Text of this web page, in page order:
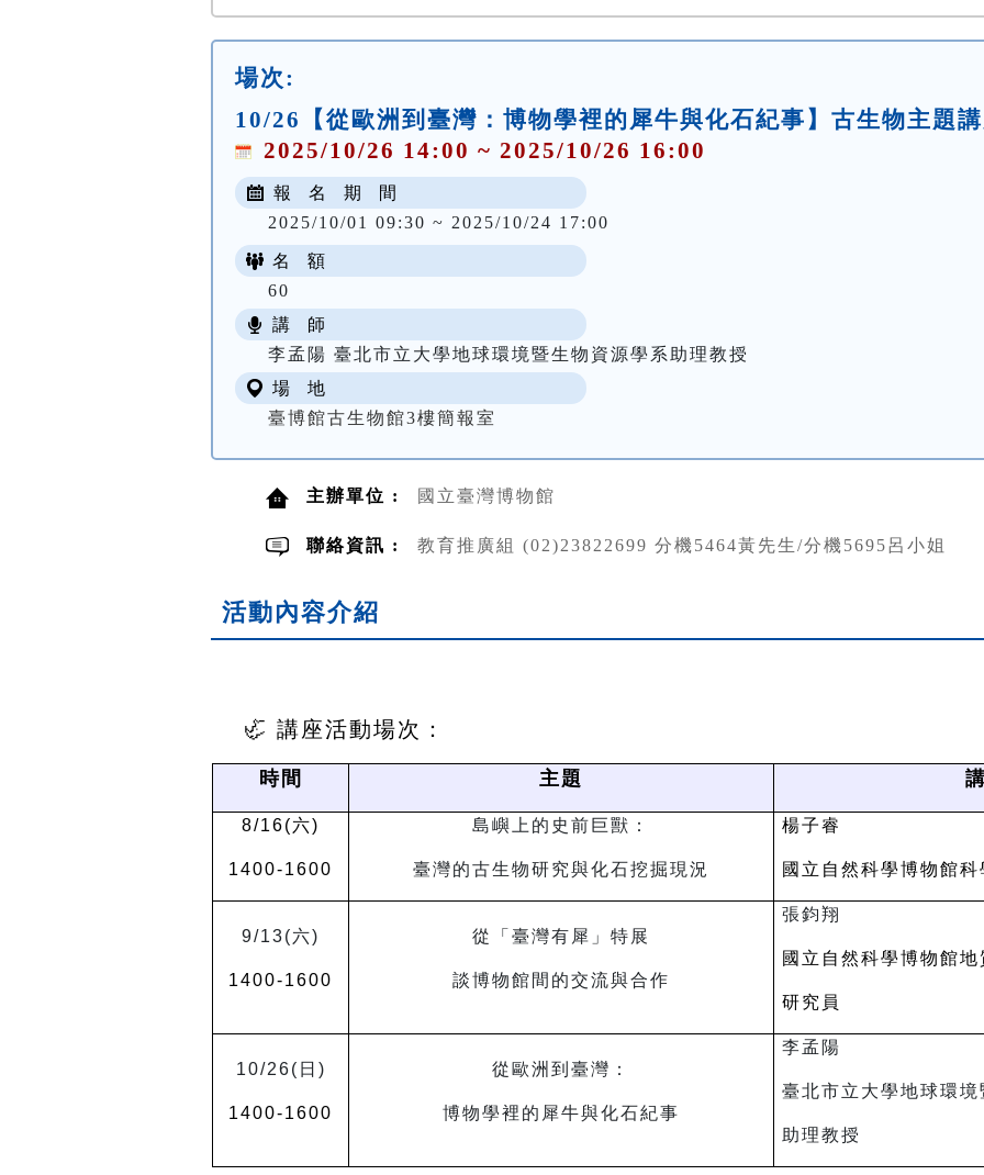
場次:
10/26【從歐洲到臺灣：博物學裡的犀牛與化石紀事】古生物主題
2025/10/26 14:00 ~ 2025/10/26 16:00
報 名 期 間
2025/10/01 09:30 ~ 2025/10/24 17:00
名 額
60
講 師
李孟陽 臺北市立大學地球環境暨生物資源學系助理教授
場 地
臺博館古生物館3樓簡報室
主辦單位 : 國立臺灣博物館
聯絡資訊 : 教育推廣組 (02)23822699 分機5464黃先生/分機5695呂小姐
活動內容介紹
🦏 講座活動場次：
時間 主題
8/16(六)
1400-1600
島嶼上的史前巨獸：
臺灣的古生物研究與化石挖掘現況
楊子睿
國立自然科學博物館科
9/13(六)
1400-1600
從「臺灣有犀」特展
談博物館間的交流與合作
張鈞翔
國立自然科學博物館
研究員
10/26( 日 )
1400-1600
從歐洲到臺灣：
博物學裡的犀牛與化石紀事
李孟陽
臺北市立大學地球環
助理教授